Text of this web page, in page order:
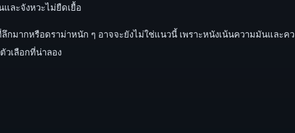
ละจังหวะไม่ยืดเยื้อ
กมากหรือดราม่าหนัก ๆ อาจจะยังไม่ใช่แนวนี้ เพราะหนังเน้นความมันและ
วเลือกที่น่าลอง